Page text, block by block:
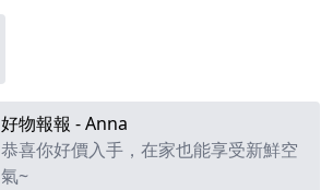
好物報報 - Anna
恭喜你好價入手，在家也能享受新鮮空
氣~